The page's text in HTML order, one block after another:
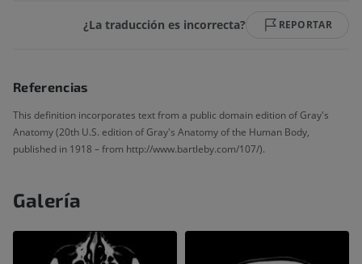
¿La traducción es incorrecta? REPORTAR
Referencias
This definition incorporates text from a public domain edition of Gray's
Anatomy (20th U.S. edition of Gray's Anatomy of the Human Body,
published in 1918 – from http://www.bartleby.com/107/).
Galería